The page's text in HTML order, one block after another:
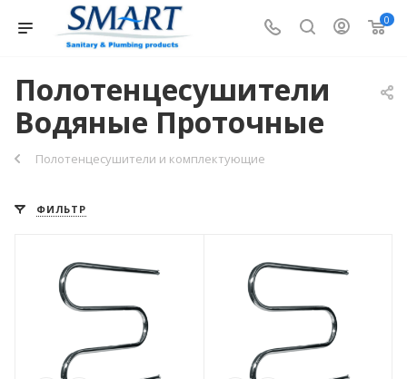
0
Полотенцесушители
Водяные Проточные
Полотенцесушители и комплектующие
ФИЛЬТР